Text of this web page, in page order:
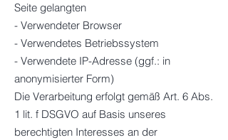
Seite gelangten
- Verwendeter Browser
- Verwendetes Betriebssystem
- Verwendete IP-Adresse (ggf.: in
anonymisierter Form)
Die Verarbeitung erfolgt gemäß Art. 6 Abs.
1 lit. f DSGVO auf Basis unseres
berechtigten Interesses an der